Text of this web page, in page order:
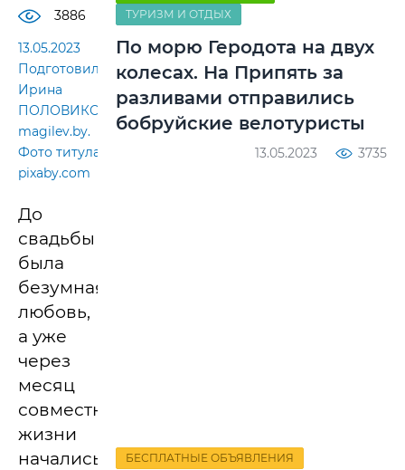
3886
13.05.2023
Подготовила
Ирина
ПОЛОВИКОВА,
magilev.by.
Фото титула:
pixaby.com
До
свадьбы
была
безумная
любовь,
а уже
через
месяц
совместной
жизни
начались
ТУРИЗМ И ОТДЫХ
По морю Геродота на двух
колесах. На Припять за
разливами отправились
бобруйские велотуристы
13.05.2023 3735
БЕСПЛАТНЫЕ ОБЪЯВЛЕНИЯ